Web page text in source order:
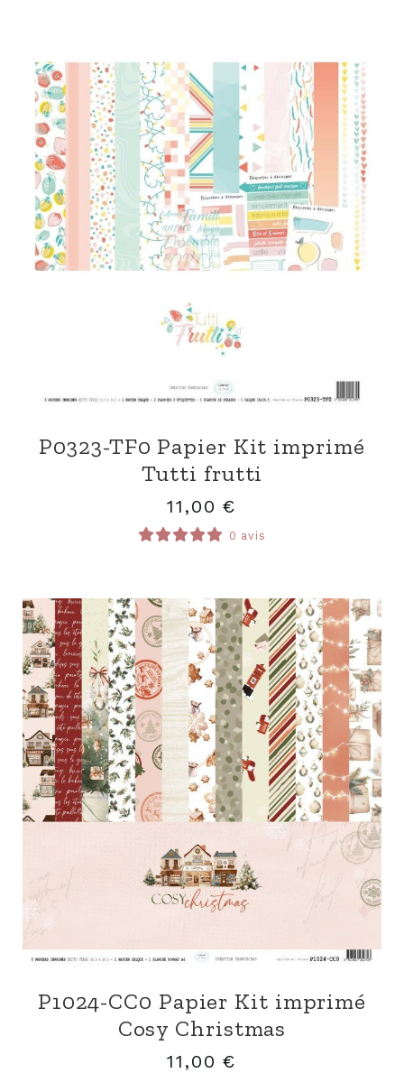
P0323-TF0 Papier Kit imprimé
Tutti frutti
11,00 €
0 avis
P1024-CC0 Papier Kit imprimé
Cosy Christmas
11,00 €